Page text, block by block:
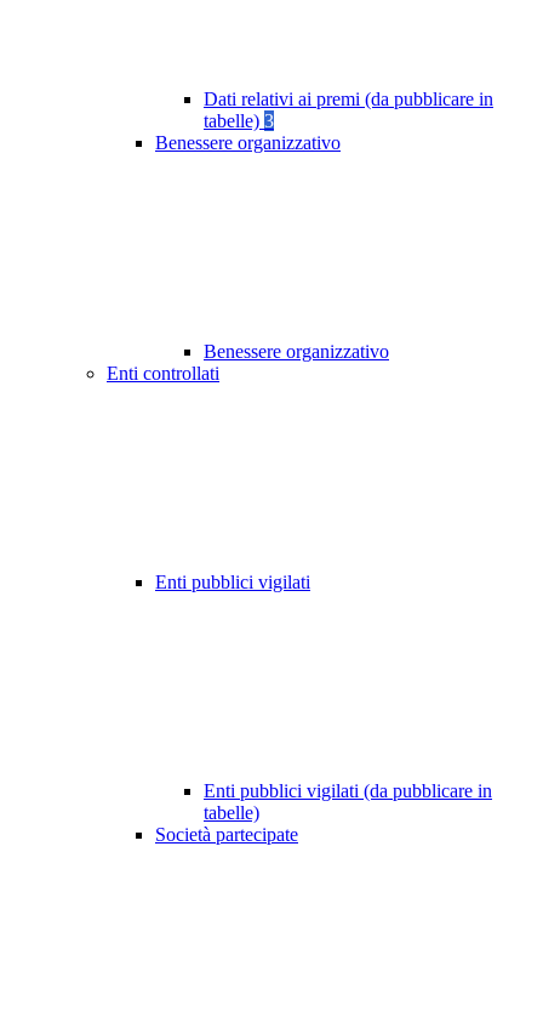
Dati relativi ai premi (da pubblicare in
tabelle) 3
Benessere organizzativo
Benessere organizzativo
Enti controllati
Enti pubblici vigilati
Enti pubblici vigilati (da pubblicare in
tabelle)
Società partecipate